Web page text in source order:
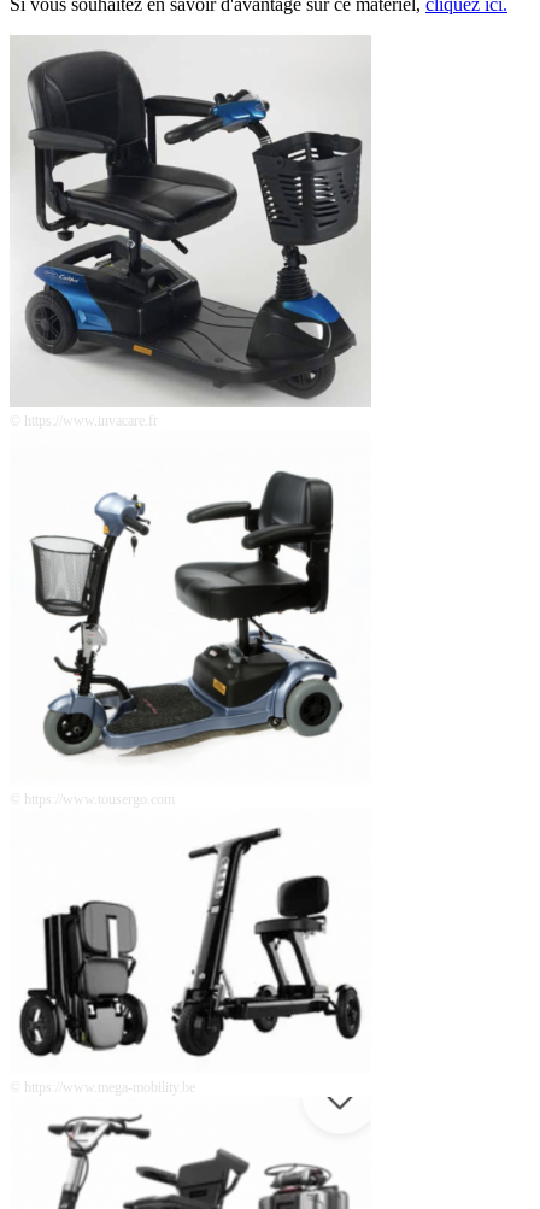
© https://www.invacare.fr
© https://www.tousergo.com
© https://www.mega-mobility.be